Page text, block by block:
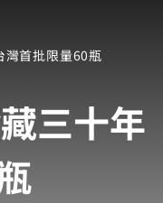
灣首批限量60瓶
三十年